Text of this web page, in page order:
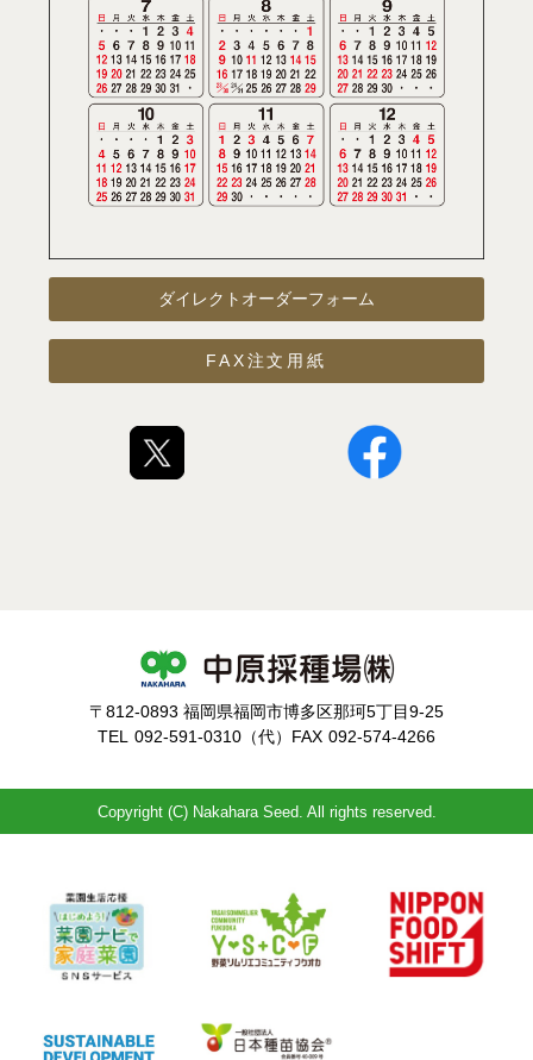
ダイレクトオーダーフォーム
FAX注文用紙
〒812-0893 福岡県福岡市博多区那珂5丁目9-25
TEL
092-591-0310（代） FAX 092-574-4266
Copyright (C) Nakahara Seed. All rights reserved.